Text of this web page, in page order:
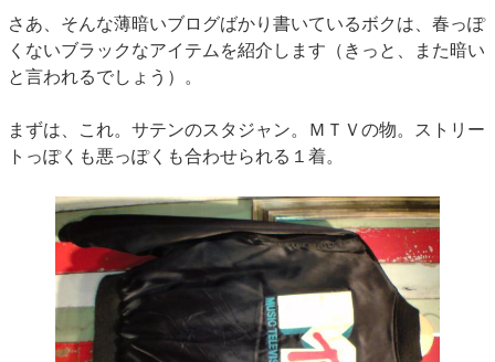
さあ、そんな薄暗いブログばかり書いているボクは、春っぽ
くないブラックなアイテムを紹介します（きっと、また暗い
と言われるでしょう）。
まずは、これ。サテンのスタジャン。ＭＴＶの物。ストリー
トっぽくも悪っぽくも合わせられる１着。